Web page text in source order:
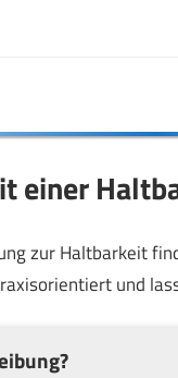
einer
zur Haltbarkeit
und